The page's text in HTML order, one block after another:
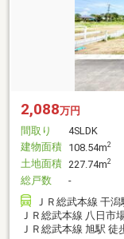
2,088万円
間取り
4SLDK
建物面積 108.54m2
土地面積 227.74m2
総戸数
-
ＪＲ総武本線 干
ＪＲ総武本線 八日市
ＪＲ総武本線 旭駅 徒